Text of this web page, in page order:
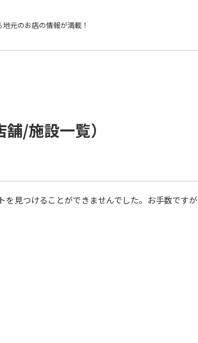
地元のお店の情報が満載！
/施設一覧）
見つけることができませんでした。お手数ですが